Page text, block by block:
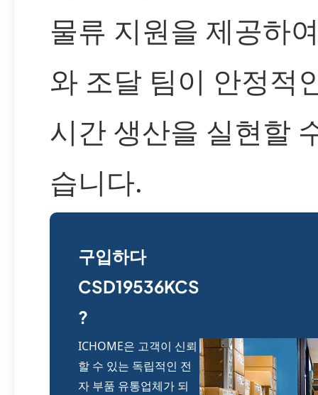
물류 지원을 제공하
와 조달 팀이 안정적
시간 생산을 실현할
습니다.
구입하다
CSD19536KCS
?
ICHOME은 고객이 신뢰
할 수 있는 독립적인 전
자 부품 유통업체가 되